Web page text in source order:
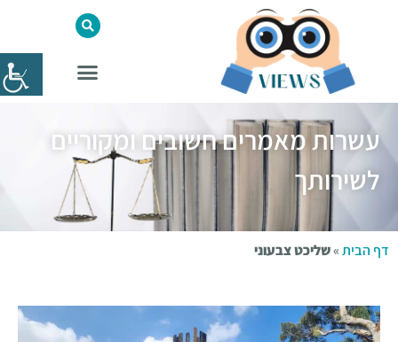
עשרות מאמרים חשובים ומקוריים
לשירותך
דף הבית»שליכט צבעוני